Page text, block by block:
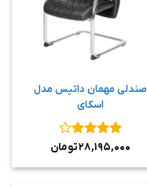
صندلی مهمان داتیس مدل
اسکای
نمره۴
۲۸,۱۹۵,۰۰۰تومان